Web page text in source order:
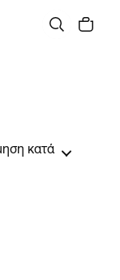
κατά